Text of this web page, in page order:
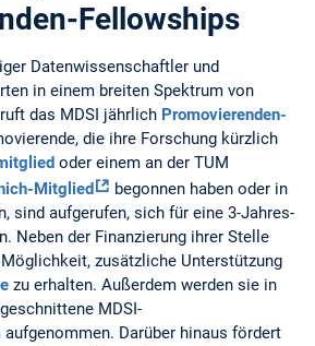
Fellowships
Datenwissenschaftler und
in einem breiten Spektrum von
das MDSI jährlich Promovierenden-
die ihre Forschung kürzlich
oder einem an der TUM
Mitglied
begonnen haben oder in
sind aufgerufen, sich für eine 3-Jahres-
Neben der Finanzierung ihrer Stelle
zusätzliche Unterstützung
zu erhalten. Außerdem werden sie in
MDSI-
Darüber hinaus fördert